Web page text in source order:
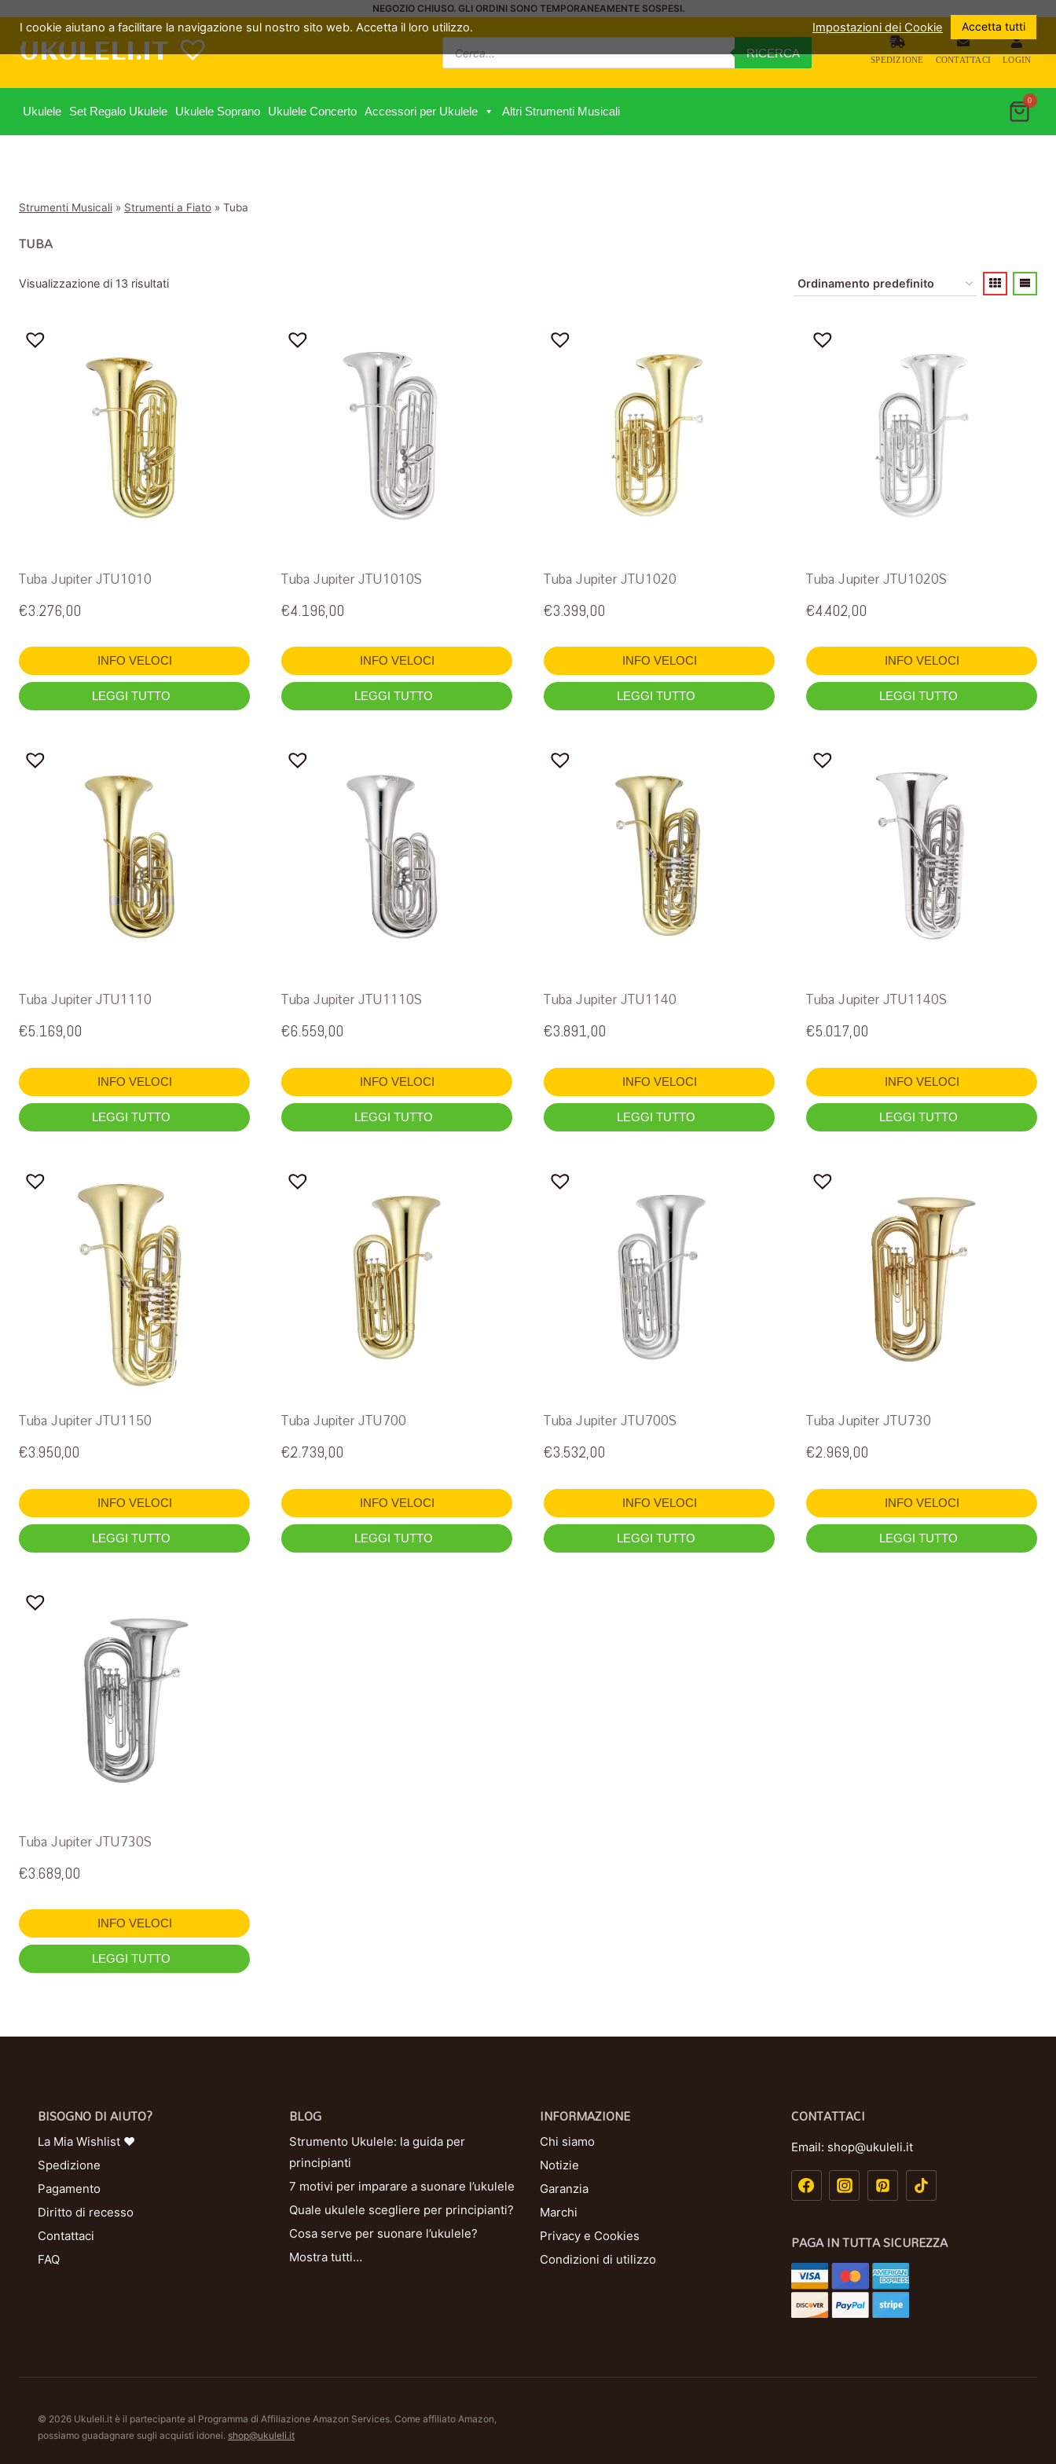
contenuto
NEGOZIO CHIUSO. GLI ORDINI SONO TEMPORANEAMENTE SOSPESI.
UKULELI.IT
Ricerca
prodotti
RICERCA SPEDIZIONE CONTATTACI LOGIN
Ukulele Set Regalo Ukulele Ukulele Soprano Ukulele Concerto Accessori per Ukulele Altri Strumenti Musicali
0
Strumenti Musicali » Strumenti a Fiato » Tuba
TUBA
Visualizzazione di 13 risultati
Tuba Jupiter JTU1010
€3.276,00
INFO VELOCI
LEGGI TUTTO
Tuba Jupiter JTU1010S
€4.196,00
INFO VELOCI
LEGGI TUTTO
Tuba Jupiter JTU1020
€3.399,00
INFO VELOCI
LEGGI TUTTO
Tuba Jupiter JTU1020S
€4.402,00
INFO VELOCI
LEGGI TUTTO
Tuba Jupiter JTU1110
€5.169,00
INFO VELOCI
LEGGI TUTTO
Tuba Jupiter JTU1110S
€6.559,00
INFO VELOCI
LEGGI TUTTO
Tuba Jupiter JTU1140
€3.891,00
INFO VELOCI
LEGGI TUTTO
Tuba Jupiter JTU1140S
€5.017,00
INFO VELOCI
LEGGI TUTTO
Tuba Jupiter JTU1150
€3.950,00
INFO VELOCI
LEGGI TUTTO
Tuba Jupiter JTU700
€2.739,00
INFO VELOCI
LEGGI TUTTO
Tuba Jupiter JTU700S
€3.532,00
INFO VELOCI
LEGGI TUTTO
Tuba Jupiter JTU730
€2.969,00
INFO VELOCI
LEGGI TUTTO
Tuba Jupiter JTU730S
€3.689,00
INFO VELOCI
LEGGI TUTTO
BISOGNO DI AIUTO?
La Mia Wishlist ❤
Spedizione
Pagamento
Diritto di recesso
Contattaci
FAQ
BLOG
Strumento Ukulele: la guida per
principianti
7 motivi per imparare a suonare l’ukulele
Quale ukulele scegliere per principianti?
Cosa serve per suonare l’ukulele?
Mostra tutti…
INFORMAZIONE
Chi siamo
Notizie
Garanzia
Marchi
Privacy e Cookies
Condizioni di utilizzo
CONTATTACI
Email: shop@ukuleli.it
PAGA IN TUTTA SICUREZZA
© 2026 Ukuleli.it è il partecipante al Programma di Affiliazione Amazon Services. Come affiliato Amazon,
possiamo guadagnare sugli acquisti idonei. shop@ukuleli.it
I cookie aiutano a facilitare la navigazione sul nostro sito web. Accetta il loro utilizzo. Impostazioni dei Cookie Accetta tutti